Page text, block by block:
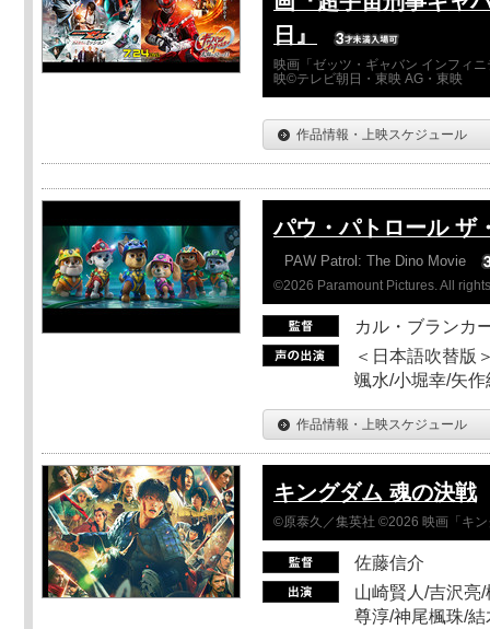
日』
映画「ゼッツ・ギャバン インフィ
映©テレビ朝日・東映 AG・東映
作品情報・上映スケジュール
パウ・パトロール ザ
PAW Patrol: The Dino Movie
©2026 Paramount Pictures. All
カル・ブランカ
＜日本語吹替版
颯水/小堀幸/矢作
作品情報・上映スケジュール
キングダム 魂の決戦
©原泰久／集英社 ©2026 映画「キ
佐藤信介
山崎賢人/吉沢亮
尊淳/神尾楓珠/